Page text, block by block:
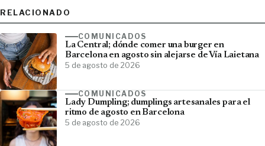
RELACIONADO
COMUNICADOS
La Central; dónde comer una burger en
Barcelona en agosto sin alejarse de Vía Laietana
5 de agosto de 2026
COMUNICADOS
Lady Dumpling; dumplings artesanales para el
ritmo de agosto en Barcelona
5 de agosto de 2026